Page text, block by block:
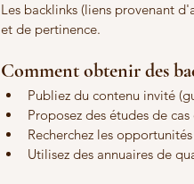
Les backlinks (liens provenant
et de pertinence.
Comment obtenir des
Publiez du contenu invité
Proposez des études de
Recherchez les
Utilisez des annuaires de